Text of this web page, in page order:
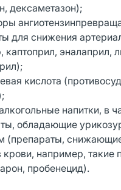
дексаметазон);
для снижения
каптоприл, эналаприл,
кислота
напитки, в
обладающие
(препараты,
крови, например, такие
пробенецид).